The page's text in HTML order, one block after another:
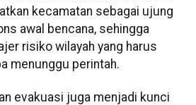
kecamatan sebagai ujung
awal bencana, sehingga
risiko wilayah yang harus
menunggu perintah.
evakuasi juga menjadi kunci